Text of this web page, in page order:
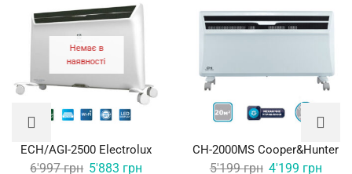
Немає в
наявності
ECH/AGI-2500 Electrolux
6'997грн Original
5'883 грн
CH-2000MS Cooper&Hunter
5'199грн Original
4'199 грн